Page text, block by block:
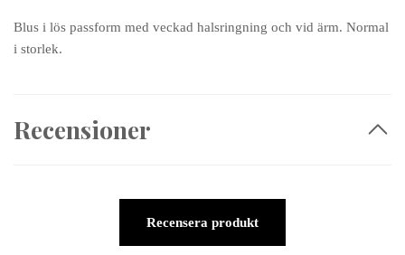
Blus i lös passform med veckad halsringning och vid ärm. Normal
i storlek.
Recensioner
Recensera produkt